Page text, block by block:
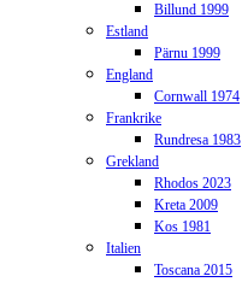
Billund 1999
Estland
Pärnu 1999
England
Cornwall 1974
Frankrike
Rundresa 1983
Grekland
Rhodos 2023
Kreta 2009
Kos 1981
Italien
Toscana 2015